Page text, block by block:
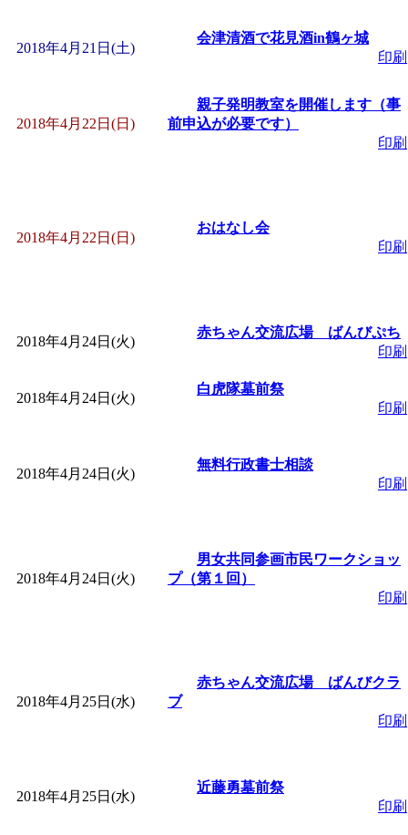
2018年4月21日(土)
会津清酒で花見酒in鶴ヶ城
印刷
2018年4月22日(日)
親子発明教室を開催します（事
前申込が必要です）
印刷
2018年4月22日(日)
おはなし会
印刷
2018年4月24日(火)
赤ちゃん交流広場 ばんびぷち
印刷
2018年4月24日(火)
白虎隊墓前祭
印刷
2018年4月24日(火)
無料行政書士相談
印刷
2018年4月24日(火)
男女共同参画市民ワークショッ
プ（第１回）
印刷
2018年4月25日(水)
赤ちゃん交流広場 ばんびクラ
ブ
印刷
2018年4月25日(水)
近藤勇墓前祭
印刷